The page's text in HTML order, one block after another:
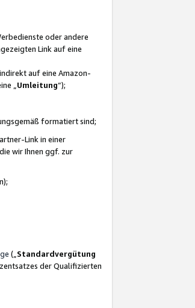
oder andere
Link auf eine
auf eine Amazon-
„ Umleitung“);
formatiert sind;
Link in einer
wir Ihnen ggf. zur
(„ Standardvergütung
der Qualifizierten